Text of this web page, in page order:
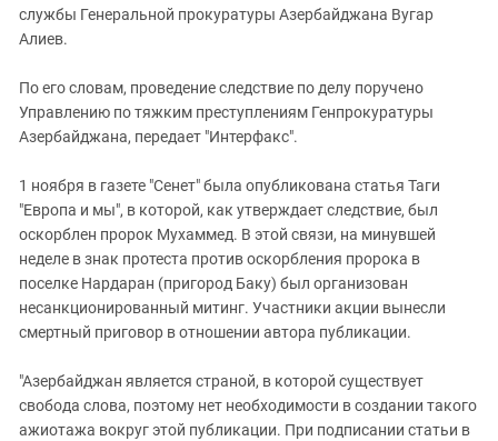
Северная Осетия - Алания
СКФО
Чечня
Южная Осетия
Южный Кавказ
ЮФО
службы Генеральной прокуратуры Азербайджана Вугар
Алиев.
По его словам, проведение следствие по делу поручено
Управлению по тяжким преступлениям Генпрокуратуры
Азербайджана, передает "Интерфакс".
1 ноября в газете "Сенет" была опубликована статья Таги
"Европа и мы", в которой, как утверждает следствие, был
оскорблен пророк Мухаммед. В этой связи, на минувшей
неделе в знак протеста против оскорбления пророка в
поселке Нардаран (пригород Баку) был организован
несанкционированный митинг. Участники акции вынесли
смертный приговор в отношении автора публикации.
"Азербайджан является страной, в которой существует
свобода слова, поэтому нет необходимости в создании такого
ажиотажа вокруг этой публикации. При подписании статьи в